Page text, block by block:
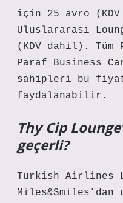
için 25 avro
Uluslararası
(KDV dahil). Tüm
Paraf Business
sahipleri bu
faydalanabilir.
Thy Cip
geçerli?
Turkish Airlines